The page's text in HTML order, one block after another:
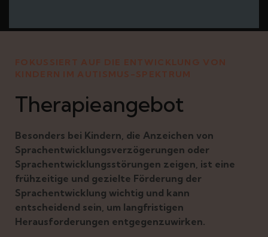
FOKUSSIERT AUF DIE ENTWICKLUNG VON
KINDERN IM AUTISMUS-SPEKTRUM
Therapieangebot
Besonders bei Kindern, die Anzeichen von
Sprachentwicklungsverzögerungen oder
Sprachentwicklungsstörungen zeigen, ist eine
frühzeitige und gezielte Förderung der
Sprachentwicklung wichtig und kann
entscheidend sein, um langfristigen
Herausforderungen entgegenzuwirken.